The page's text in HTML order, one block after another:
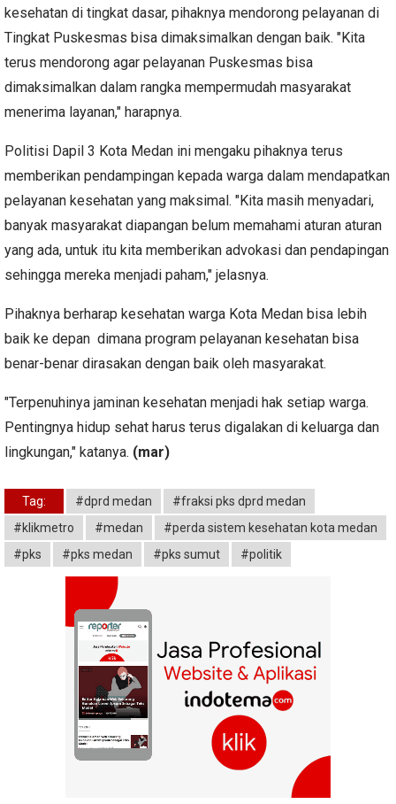
kesehatan di tingkat dasar, pihaknya mendorong pelayanan di
Tingkat Puskesmas bisa dimaksimalkan dengan baik. "Kita
terus mendorong agar pelayanan Puskesmas bisa
dimaksimalkan dalam rangka mempermudah masyarakat
menerima layanan," harapnya.
Politisi Dapil 3 Kota Medan ini mengaku pihaknya terus
memberikan pendampingan kepada warga dalam mendapatkan
pelayanan kesehatan yang maksimal. "Kita masih menyadari,
banyak masyarakat diapangan belum memahami aturan aturan
yang ada, untuk itu kita memberikan advokasi dan pendapingan
sehingga mereka menjadi paham," jelasnya.
Pihaknya berharap kesehatan warga Kota Medan bisa lebih
baik ke depan dimana program pelayanan kesehatan bisa
benar-benar dirasakan dengan baik oleh masyarakat.
"Terpenuhinya jaminan kesehatan menjadi hak setiap warga.
Pentingnya hidup sehat harus terus digalakan di keluarga dan
lingkungan," katanya. (mar)
Tag: #dprd medan
#fraksi pks dprd medan
#klikmetro
#medan
#perda sistem kesehatan kota medan
#pks
#pks medan #pks sumut #politik